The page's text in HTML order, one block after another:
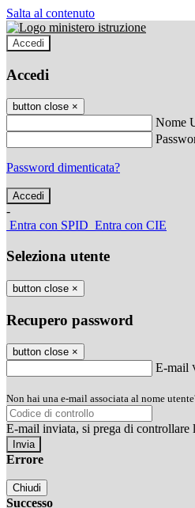
Salta al contenuto
Accedi
Accedi
button close ×
Nome
Password dimenticata?
-
Entra con SPID Entra con CIE
Seleziona utente
button close ×
Recupero password
button close ×
E-mail
Non hai una e-mail associata al nome
E-mail inviata, si prega di controllare
Errore
Chiudi
Successo